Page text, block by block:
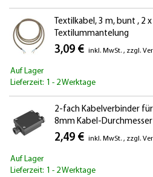
Textilkabel, 3 m, bunt , 2 x
Textilummantelung
3,09 € inkl. MwSt. , zzgl.
Auf Lager
Lieferzeit: 1 - 2 Werktage
2-fach Kabelverbinder
8mm Kabel-Durchmesser
2,49 € inkl. MwSt. , zzgl.
Auf Lager
Lieferzeit: 1 - 2 Werktage